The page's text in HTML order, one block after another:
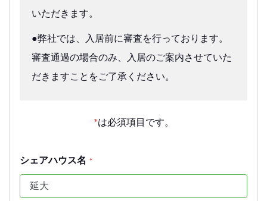
いただきます。
●弊社では、入居前に審査を行っております。
審査通過の場合のみ、入居のご案内させていた
だきますことをご了承ください。
*は必須項目です。
シェアハウス名 *